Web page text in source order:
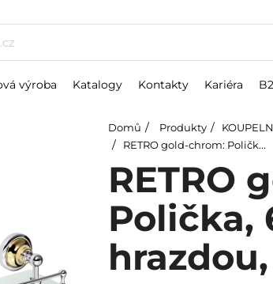
výroba Katalogy Kontakty Kariéra
Domů Produkty
RETRO gold-chrom: Polička, 600 mm, s hrazdou, sklo
RETRO
Polička,